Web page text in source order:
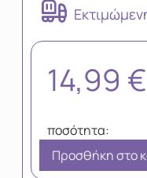
14,99 €
Προσθήκη στο